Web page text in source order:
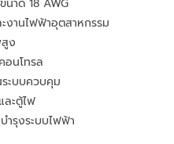
าด 18 AWG
งานไฟฟ้าอุตสาหกรรม
ง
อนโทรล
ะบบควบคุม
ละตู้ไฟ
ำรุงระบบไฟฟ้า